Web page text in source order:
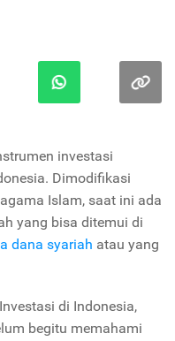
investasi
Dimodifikasi
Islam, saat ini ada
yang bisa ditemui di
dana syariah atau yang
di Indonesia,
begitu memahami